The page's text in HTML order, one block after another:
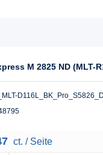
M 2825 ND (MLT-
ct. / Seite